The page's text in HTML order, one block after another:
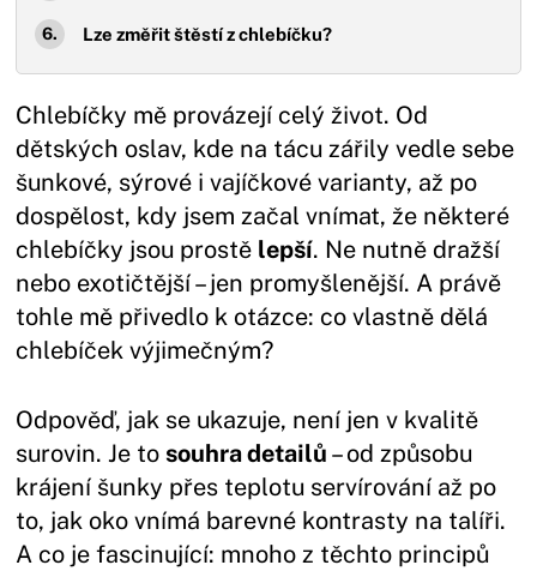
Lze změřit štěstí z chlebíčku?
Chlebíčky mě provázejí celý život. Od
dětských oslav, kde na tácu zářily vedle sebe
šunkové, sýrové i vajíčkové varianty, až po
dospělost, kdy jsem začal vnímat, že některé
chlebíčky jsou prostě lepší. Ne nutně dražší
nebo exotičtější – jen promyšlenější. A právě
tohle mě přivedlo k otázce: co vlastně dělá
chlebíček výjimečným?
Odpověď, jak se ukazuje, není jen v kvalitě
surovin. Je tosouhra detailů – od způsobu
krájení šunky přes teplotu servírování až po
to, jak oko vnímá barevné kontrasty na talíři.
A co je fascinující: mnoho z těchto principů